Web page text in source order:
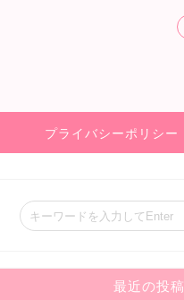
プライバシーポリシー
最近の投稿